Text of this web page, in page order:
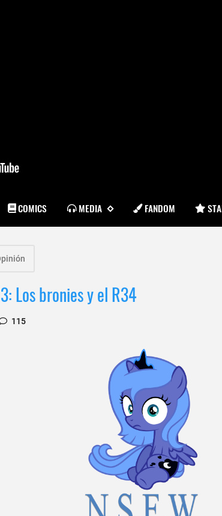
COMICS MEDIA FANDOM
Los bronies y el R34
115